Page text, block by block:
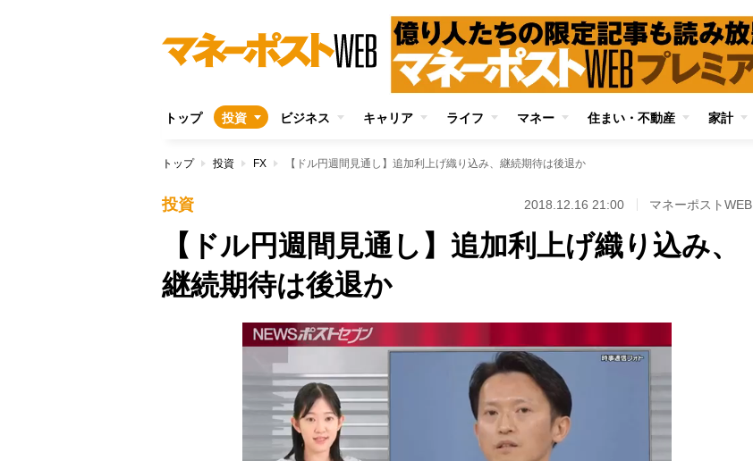
トップ 投資 ビジネス キャリア ライフ マネー 住まい・不動産 家計
トップ 投資 FX 【ドル円週間見通し】追加利上げ織り込み、継続期待は後退か
投資 2018.12.16 21:00 マネーポストWEB
【ドル円週間見通し】追加利上げ織り込み、
継続期待は後退か